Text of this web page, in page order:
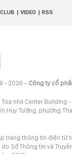
VIDEO RSS
- 2026 –Công ty cổ
Tòa nhà Center
Huy Tưởng, phường
trang thông tin điện tử
do Sở Thông tin và